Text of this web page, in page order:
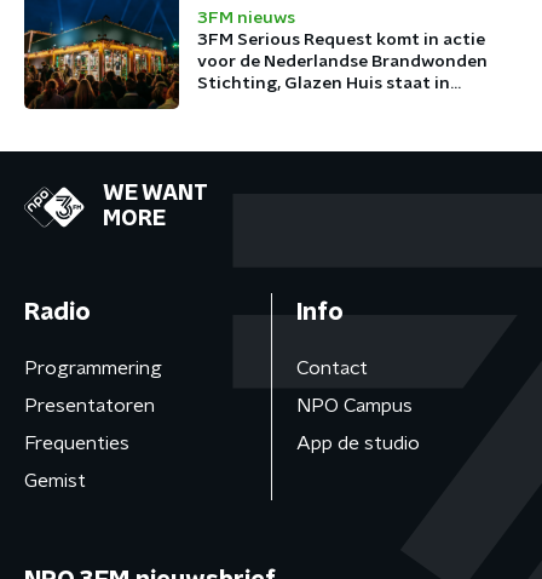
3FM nieuws
3FM Serious Request komt in actie
voor de Nederlandse Brandwonden
Stichting, Glazen Huis staat in
WE WANT
MORE
Radio
Programmering
Presentatoren
Frequenties
Gemist
Info
Contact
NPO Campus
App de studio